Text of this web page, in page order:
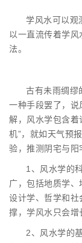
学风水可以观
以一直流传着学
法。
古有未雨绸缪
一种手段罢了，说
解，风水学包含着
机”，就如天气预
验，推测阴宅与阳
1、风水学的
广，包括地质学
设计学、哲学和社
撑，学风水只会增
2、风水学的